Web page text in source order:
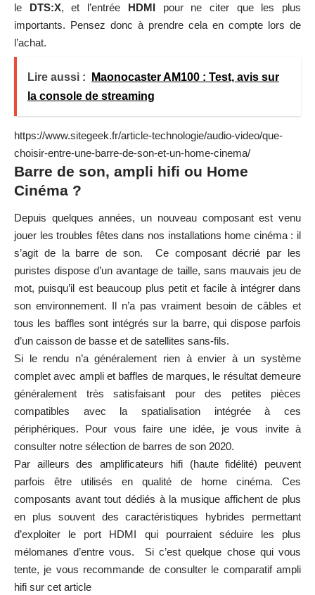
le DTS:X, et l’entrée HDMIpour ne citer que les plus
importants. Pensez donc à prendre cela en compte lors de
l’achat.
Lire aussi :
Maonocaster AM100 : Test, avis sur
la console de streaming
https://www.sitegeek.fr/article-technologie/audio-video/que-
choisir-entre-une-barre-de-son-et-un-home-cinema/
Barre de son, ampli hifi ou Home
Cinéma ?
Depuis quelques années, un nouveau composant est venu
jouer les troubles fêtes dans nos installations home cinéma : il
s’agit de la barre de son. Ce composant décrié par les
puristes dispose d’un avantage de taille, sans mauvais jeu de
mot, puisqu’il est beaucoup plus petit et facile à intégrer dans
son environnement. Il n’a pas vraiment besoin de câbles et
tous les baffles sont intégrés sur la barre, qui dispose parfois
d’un caisson de basse et de satellites sans-fils.
Si le rendu n’a généralement rien à envier à un système
complet avec ampli et baffles de marques, le résultat demeure
généralement très satisfaisant pour des petites pièces
compatibles avec la spatialisation intégrée à ces
périphériques. Pour vous faire une idée, je vous invite à
consulter notre sélection de barres de son 2020.
Par ailleurs des amplificateurs hifi (haute fidélité) peuvent
parfois être utilisés en qualité de home cinéma. Ces
composants avant tout dédiés à la musique affichent de plus
en plus souvent des caractéristiques hybrides permettant
d’exploiter le port HDMI qui pourraient séduire les plus
mélomanes d’entre vous. Si c’est quelque chose qui vous
tente, je vous recommande de consulter le comparatif ampli
hifi sur cet article